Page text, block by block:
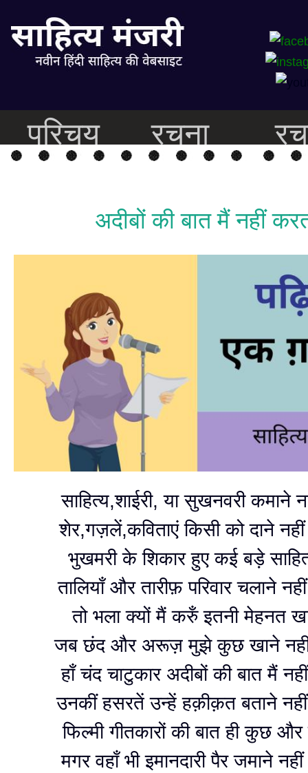
परिचय रचना
अदीबों की बात मैं नहीं
साहित्य,शाईरी, या सुखनवरी कमाने
शेर,गज़लें,कविताएं किसी को दाने
भुखमरी के शिकार हुए कई बड़े
तालियाँ और तारीफ़ परिवार चलाने
तो भला क्यों मैं करुँ इतनी मेहनत
जब छंद और अरूज़ मुझे कुछ खाने
हाँ चंद चाटुकार अदीबों की बात मैं
उनकीं हसरतें उन्हें हक़ीक़त बताने
फिल्मी गीतकारों की बात ही कुछ और
मगर वहाँ भी इमानदारी पैर जमाने